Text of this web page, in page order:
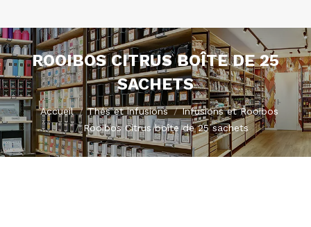
ROOIBOS CITRUS BOÎTE DE 25
SACHETS
Vous êtes ici :
Accueil Thés et infusions
Infusions et Rooibos
Rooibos Citrus boîte de 25 sachets